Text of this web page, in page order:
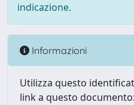
indicazione.
Informazioni
Utilizza questo
link a questo documento: